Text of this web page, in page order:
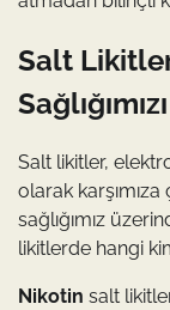
Salt
Salt likitler,
olarak karşımıza
sağlığımız
likitlerde hangi
Nikotin salt